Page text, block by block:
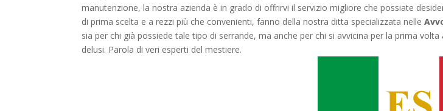
manutenzione, la nostra azienda è in grado di offrirvi il servizio migliore che possiate
di prima scelta e a rezzi più che convenienti, fanno della nostra ditta specializzata nelle
sia per chi già possiede tale tipo di serrande, ma anche per chi si avvicina per la prima
delusi. Parola di veri esperti del mestiere.